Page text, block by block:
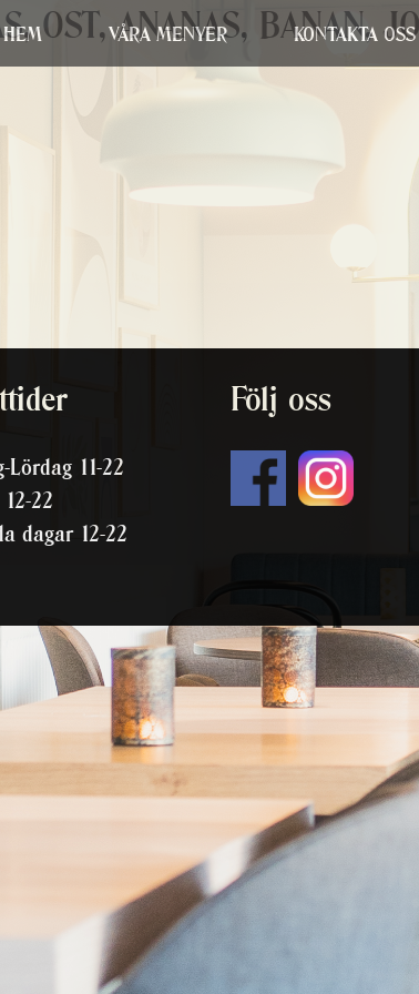
HEM VÅRA MENYER KONTAKTA OSS
OST, ANANAS, BANAN,
Lördag 11-22
22
dagar 12-22
Följ oss